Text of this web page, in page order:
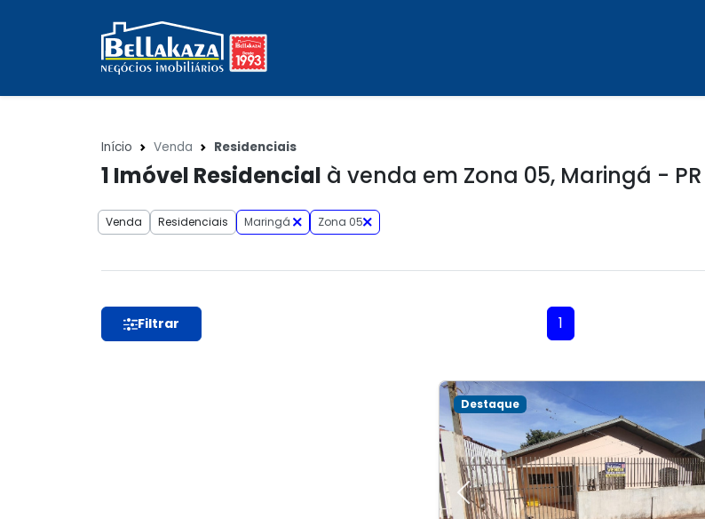
Início Venda Residenciais
1 Imóvel Residencial à venda em Zona 05, Maringá - PR
Venda Residenciais Maringá Zona 05
Filtrar 1
Previous
Destaque